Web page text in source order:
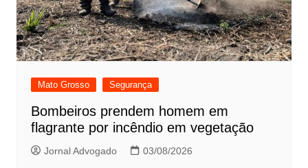
Mato Grosso Segurança
Bombeiros prendem homem em
flagrante por incêndio em vegetação
Jornal Advogado 03/08/2026